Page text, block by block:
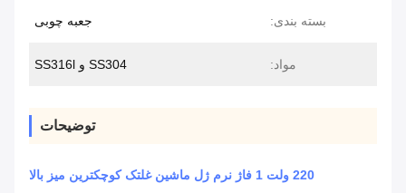
بسته بندی: جعبه چوبی
مواد: SS304 و SS316l
توضیحات
220 ولت 1 فاژ نرم ژل ماشین غلتک کوچکترین میز بالا